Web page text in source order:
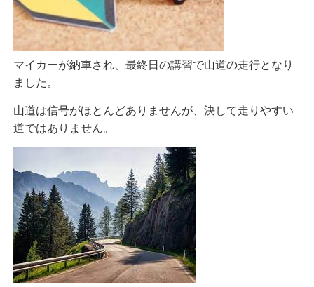
マイカーが納車され、最終日の講習で山道の走行となり
ました。
山道は信号がほとんどありませんが、決して走りやすい
道ではありません。